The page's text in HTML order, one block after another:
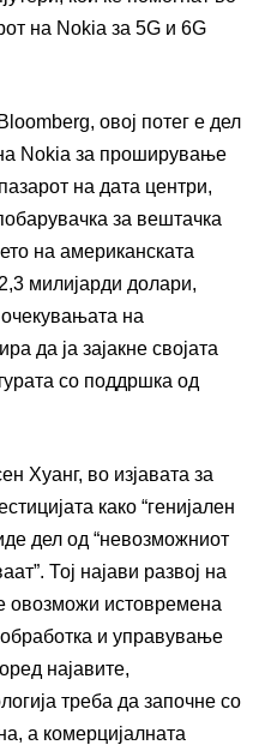
на Nokia за 5G и 6G
овој потег е дел
Nokia за проширување
на дата центри,
за вештачка
на американската
милијарди долари,
на
да ја зајакне својата
со поддршка од
Хуанг, во изјавата за
како “генијален
дел од “невозможниот
Тој најави развој на
овозможи истовремена
и управување
најавите,
треба да започне со
а комерцијалната